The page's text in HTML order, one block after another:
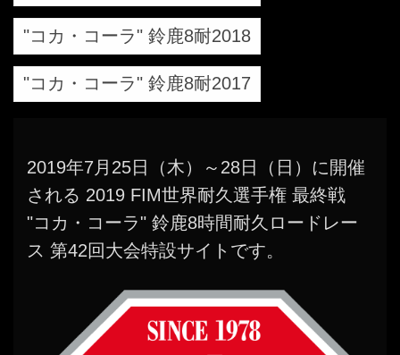
"コカ・コーラ" 鈴鹿8耐2018
"コカ・コーラ" 鈴鹿8耐2017
2019年7月25日（木）～28日（日）に開催
される 2019 FIM世界耐久選手権 最終戦
"コカ・コーラ" 鈴鹿8時間耐久ロードレー
ス 第42回大会特設サイトです。